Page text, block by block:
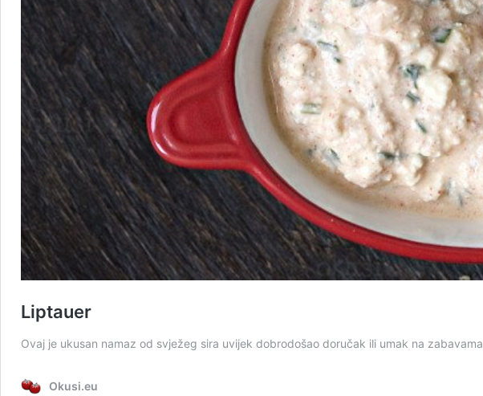
Liptauer
Ovaj je ukusan namaz od svježeg sira uvijek dobrodošao doručak ili umak na zabavama
Okusi.eu